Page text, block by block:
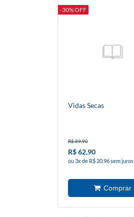
-30% OFF
Vidas Secas
R$ 89,90
R$ 62,90
ou 3x de R$ 20,96 sem juros